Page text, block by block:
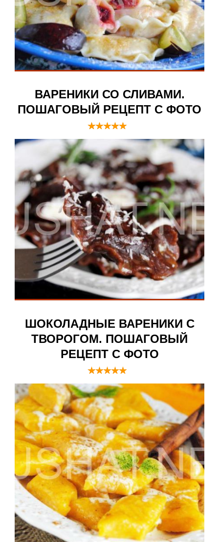
ВАРЕНИКИ СО СЛИВАМИ.
ПОШАГОВЫЙ РЕЦЕПТ С ФОТО
ШОКОЛАДНЫЕ ВАРЕНИКИ С
ТВОРОГОМ. ПОШАГОВЫЙ
РЕЦЕПТ С ФОТО